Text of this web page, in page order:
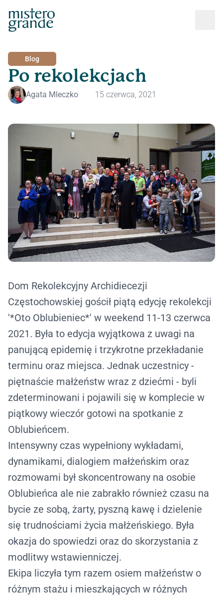
Blog
Po rekolekcjach
Agata Mleczko 15 czerwca, 2021
Dom Rekolekcyjny Archidiecezji
Częstochowskiej gościł piątą edycję rekolekcji
'*Oto Oblubieniec*' w weekend 11-13 czerwca
2021. Była to edycja wyjątkowa z uwagi na
panującą epidemię i trzykrotne przekładanie
terminu oraz miejsca. Jednak uczestnicy -
piętnaście małżeństw wraz z dziećmi - byli
zdeterminowani i pojawili się w komplecie w
piątkowy wieczór gotowi na spotkanie z
Oblubieńcem.
Intensywny czas wypełniony wykładami,
dynamikami, dialogiem małżeńskim oraz
rozmowami był skoncentrowany na osobie
Oblubieńca ale nie zabrakło również czasu na
bycie ze sobą, żarty, pyszną kawę i dzielenie
się trudnościami życia małżeńskiego. Była
okazja do spowiedzi oraz do skorzystania z
modlitwy wstawienniczej.
Ekipa liczyła tym razem osiem małżeństw o
różnym stażu i mieszkających w różnych